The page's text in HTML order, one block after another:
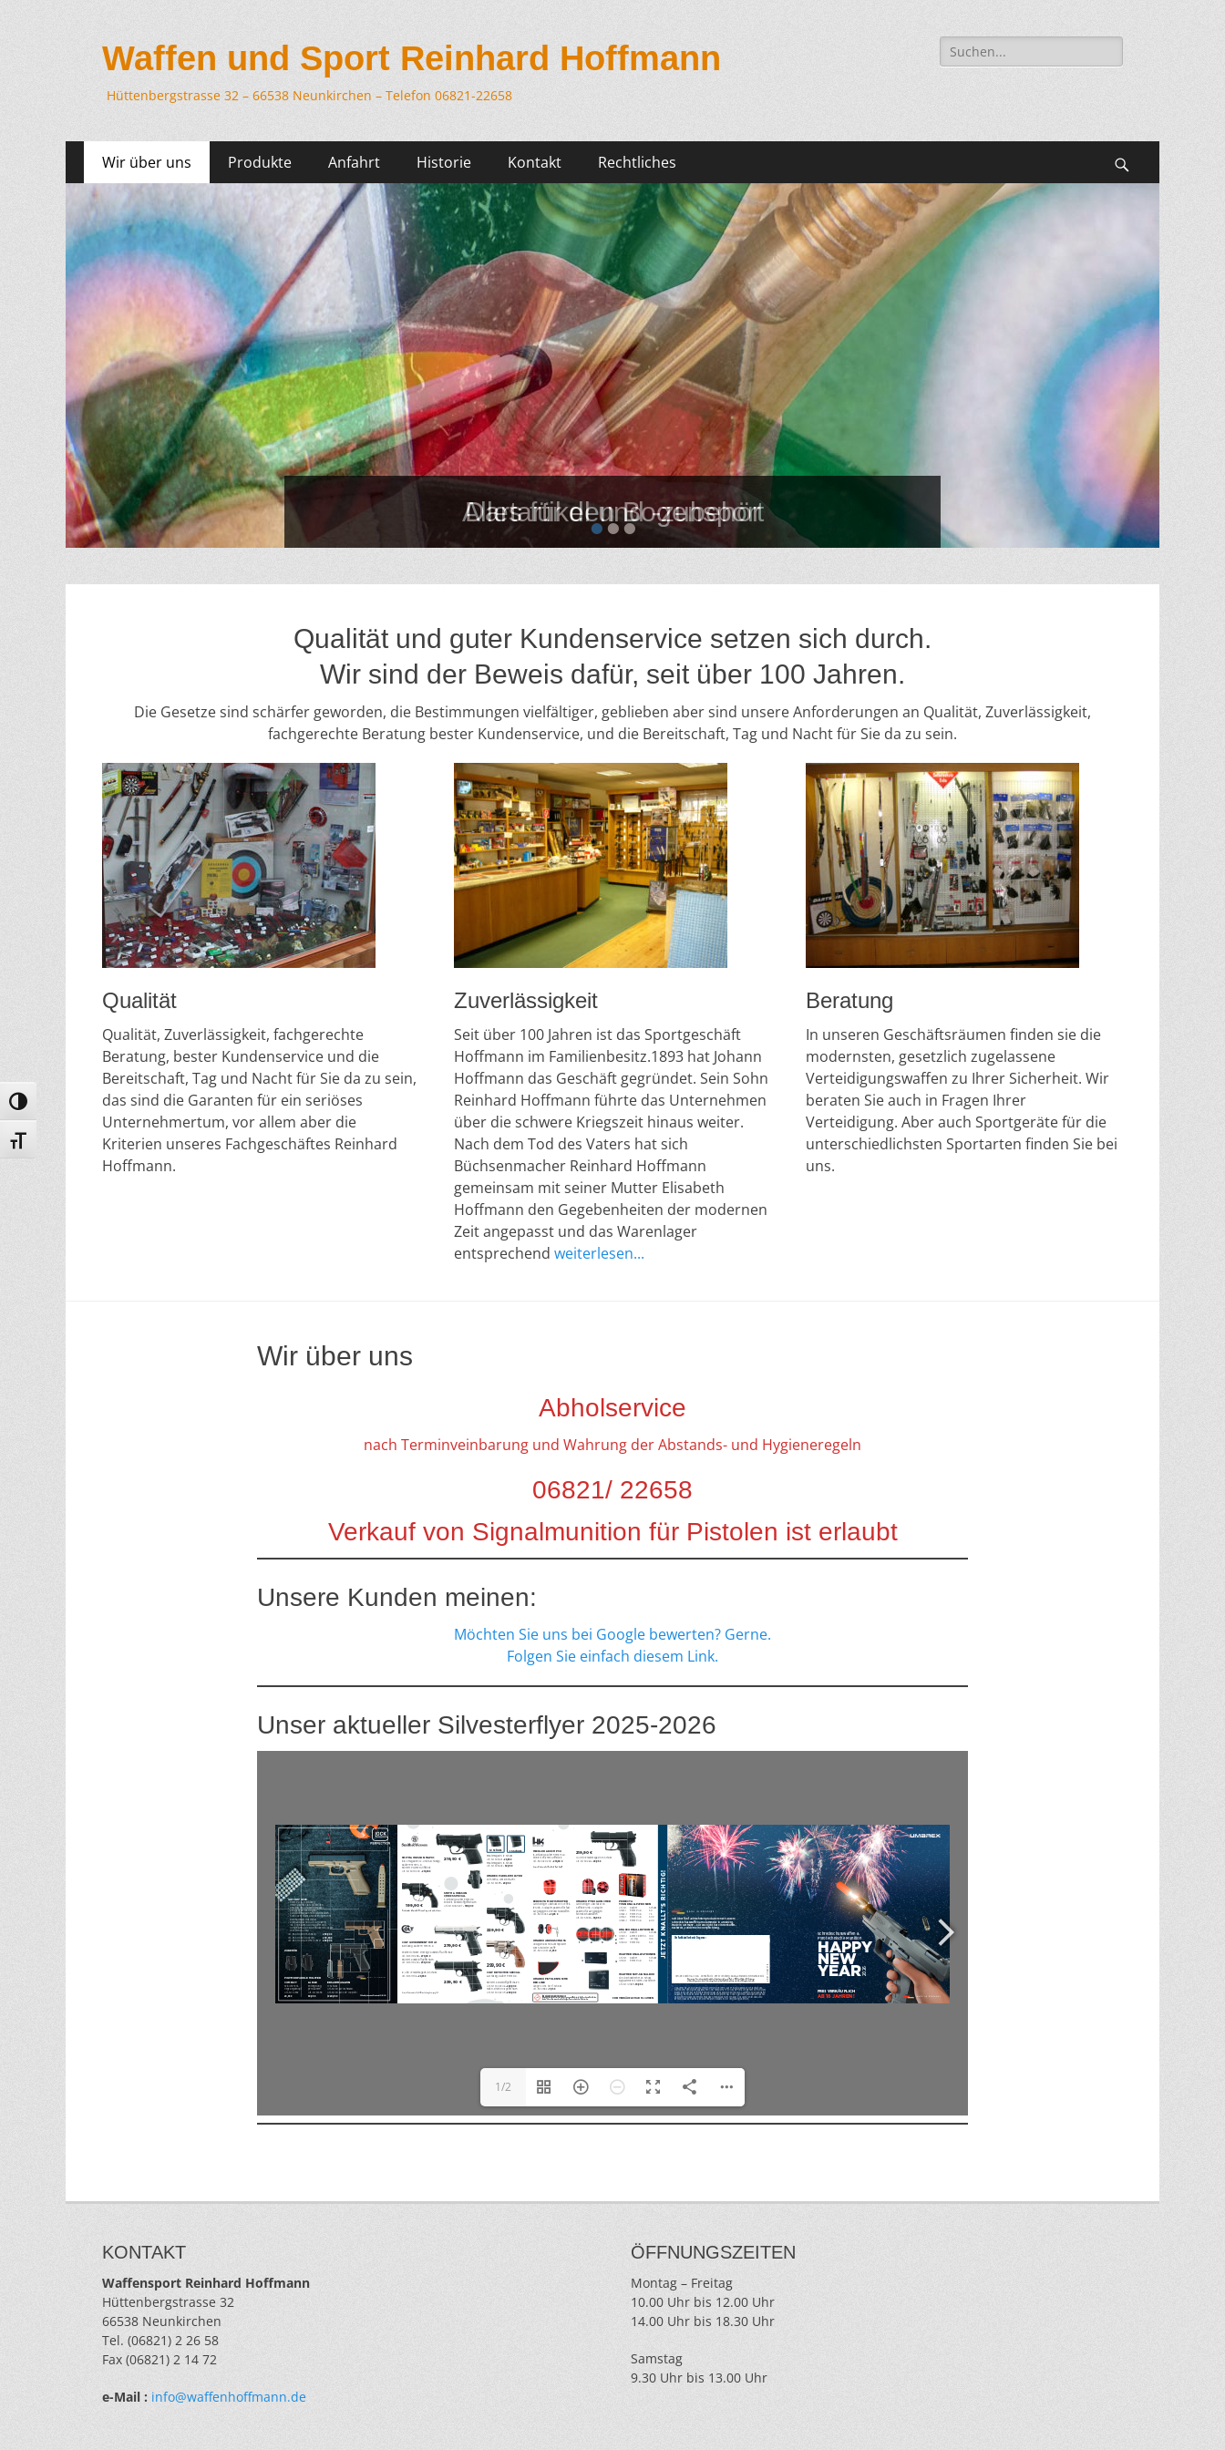
Umschalten auf hohe Kontraste
Schrift vergrößern
Waffen und Sport Reinhard Hoffmann
Hüttenbergstrasse 32 – 66538 Neunkirchen – Telefon 06821-22658
Suche
nach:
Primäres
Menü
Springe
zum
Inhalt
Wir über uns Produkte Anfahrt Historie Kontakt Rechtliches
•••
Dartartikel und -zubehör
Veröffentlicht
nach
Schneider
Qualität und guter Kundenservice setzen sich durch.
Wir sind der Beweis dafür, seit über 100 Jahren.
Die Gesetze sind schärfer geworden, die Bestimmungen vielfältiger, geblieben aber sind unsere Anforderungen an Qualität, Zuverlässigkeit,
fachgerechte Beratung bester Kundenservice, und die Bereitschaft, Tag und Nacht für Sie da zu sein.
Qualität
Qualität, Zuverlässigkeit, fachgerechte
Beratung, bester Kundenservice und die
Bereitschaft, Tag und Nacht für Sie da zu sein,
das sind die Garanten für ein seriöses
Unternehmertum, vor allem aber die
Kriterien unseres Fachgeschäftes Reinhard
Hoffmann.
Zuverlässigkeit
Seit über 100 Jahren ist das Sportgeschäft
Hoffmann im Familienbesitz.1893 hat Johann
Hoffmann das Geschäft gegründet. Sein Sohn
Reinhard Hoffmann führte das Unternehmen
über die schwere Kriegszeit hinaus weiter.
Nach dem Tod des Vaters hat sich
Büchsenmacher Reinhard Hoffmann
gemeinsam mit seiner Mutter Elisabeth
Hoffmann den Gegebenheiten der modernen
Zeit angepasst und das Warenlager
entsprechend weiterlesen...
Beratung
In unseren Geschäftsräumen finden sie die
modernsten, gesetzlich zugelassene
Verteidigungswaffen zu Ihrer Sicherheit. Wir
beraten Sie auch in Fragen Ihrer
Verteidigung. Aber auch Sportgeräte für die
unterschiedlichsten Sportarten finden Sie bei
uns.
Wir über uns
Abholservice
nach Terminveinbarung und Wahrung der Abstands- und Hygieneregeln
06821/ 22658
Verkauf von Signalmunition für Pistolen ist erlaubt
Unsere Kunden meinen:
Möchten Sie uns bei Google bewerten? Gerne.
Folgen Sie einfach diesem Link.
Unser aktueller Silvesterflyer 2025-2026
1/2
KONTAKT
Waffensport Reinhard Hoffmann
Hüttenbergstrasse 32
66538 Neunkirchen
Tel. (06821) 2 26 58
Fax (06821) 2 14 72
e-Mail : info@waffenhoffmann.de
ÖFFNUNGSZEITEN
Montag – Freitag
10.00 Uhr bis 12.00 Uhr
14.00 Uhr bis 18.30 Uhr
Samstag
9.30 Uhr bis 13.00 Uhr